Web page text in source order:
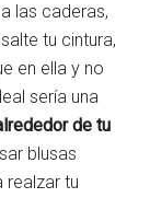
las caderas,
tu cintura,
en ella y no
sería una
de tu
blusas
realzar tu